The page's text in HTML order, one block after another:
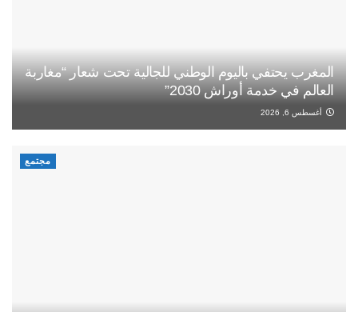
المغرب يحتفي باليوم الوطني للجالية تحت شعار “مغاربة
العالم في خدمة أوراش 2030”
أغسطس 6, 2026
مجتمع